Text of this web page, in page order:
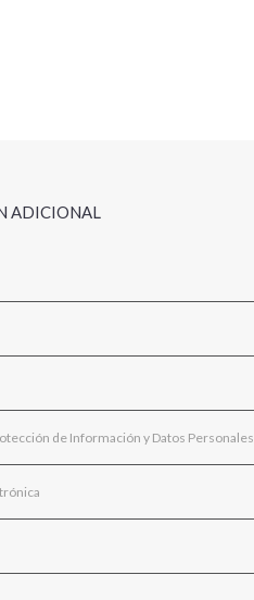
ADICIONAL
de Información y Datos Personales